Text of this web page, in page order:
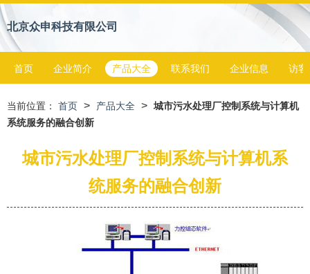
北京众申科技有限公司
首页 企业简介 产品大全 联系我们 企业信息 访客
当前位置： 首页 > 产品大全 > 城市污水处理厂控制系统与计算机
系统服务的融合创新
城市污水处理厂控制系统与计算机系
统服务的融合创新